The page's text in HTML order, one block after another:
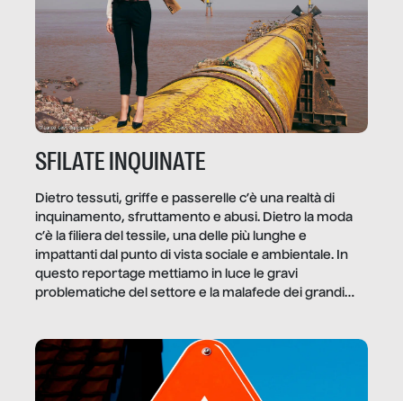
SFILATE INQUINATE
Dietro tessuti, griffe e passerelle c’è una realtà di
inquinamento, sfruttamento e abusi. Dietro la moda
c’è la filiera del tessile, una delle più lunghe e
impattanti dal punto di vista sociale e ambientale. In
questo reportage mettiamo in luce le gravi
problematiche del settore e la malafede dei grandi